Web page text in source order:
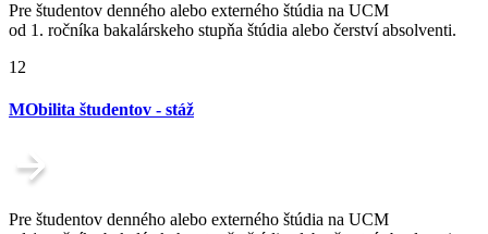
Pre študentov denného alebo externého štúdia na UCM
od 1. ročníka bakalárskeho stupňa štúdia alebo čerství absolventi.
12
MObilita študentov - stáž
Pre študentov denného alebo externého štúdia na UCM